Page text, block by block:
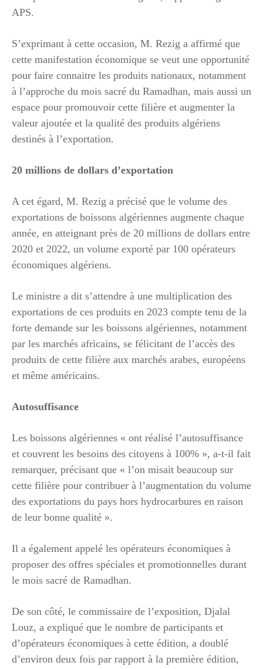
APS.
S’exprimant à cette occasion, M. Rezig a affirmé que
cette manifestation économique se veut une opportunité
pour faire connaitre les produits nationaux, notamment
à l’approche du mois sacré du Ramadhan, mais aussi un
espace pour promouvoir cette filière et augmenter la
valeur ajoutée et la qualité des produits algériens
destinés à l’exportation.
20 millions de dollars d’exportation
A cet égard, M. Rezig a précisé que le volume des
exportations de boissons algériennes augmente chaque
année, en atteignant près de 20 millions de dollars entre
2020 et 2022, un volume exporté par 100 opérateurs
économiques algériens.
Le ministre a dit s’attendre à une multiplication des
exportations de ces produits en 2023 compte tenu de la
forte demande sur les boissons algériennes, notamment
par les marchés africains, se félicitant de l’accès des
produits de cette filière aux marchés arabes, européens
et même américains.
Autosuffisance
Les boissons algériennes « ont réalisé l’autosuffisance
et couvrent les besoins des citoyens à 100% », a-t-il fait
remarquer, précisant que « l’on misait beaucoup sur
cette filière pour contribuer à l’augmentation du volume
des exportations du pays hors hydrocarbures en raison
de leur bonne qualité ».
Il a également appelé les opérateurs économiques à
proposer des offres spéciales et promotionnelles durant
le mois sacré de Ramadhan.
De son côté, le commissaire de l’exposition, Djalal
Louz, a expliqué que le nombre de participants et
d’opérateurs économiques à cette édition, a doublé
d’environ deux fois par rapport à la première édition,